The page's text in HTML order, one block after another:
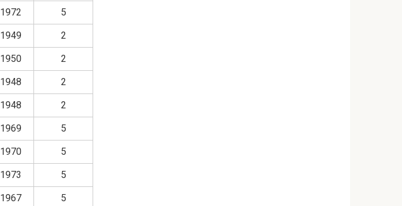
1972 5
1949 2
1950 2
1948 2
1948 2
1969 5
1970 5
1973 5
1967 5